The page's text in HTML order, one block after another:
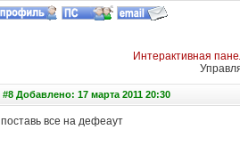
Интерактивная
#8 Добавлено: 17 марта 2011 20:30
поставь все на дефеаут